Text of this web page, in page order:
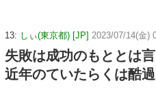
13: しぃ(東京都) [JP] 2023/07/14(金)
失敗は成功のもととは
近年のていたらくは酷